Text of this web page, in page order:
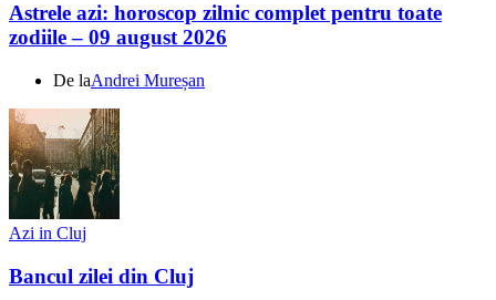
Astrele azi: horoscop zilnic complet pentru toate
zodiile – 09 august 2026
De laAndrei Mureșan
Azi in Cluj
Bancul zilei din Cluj